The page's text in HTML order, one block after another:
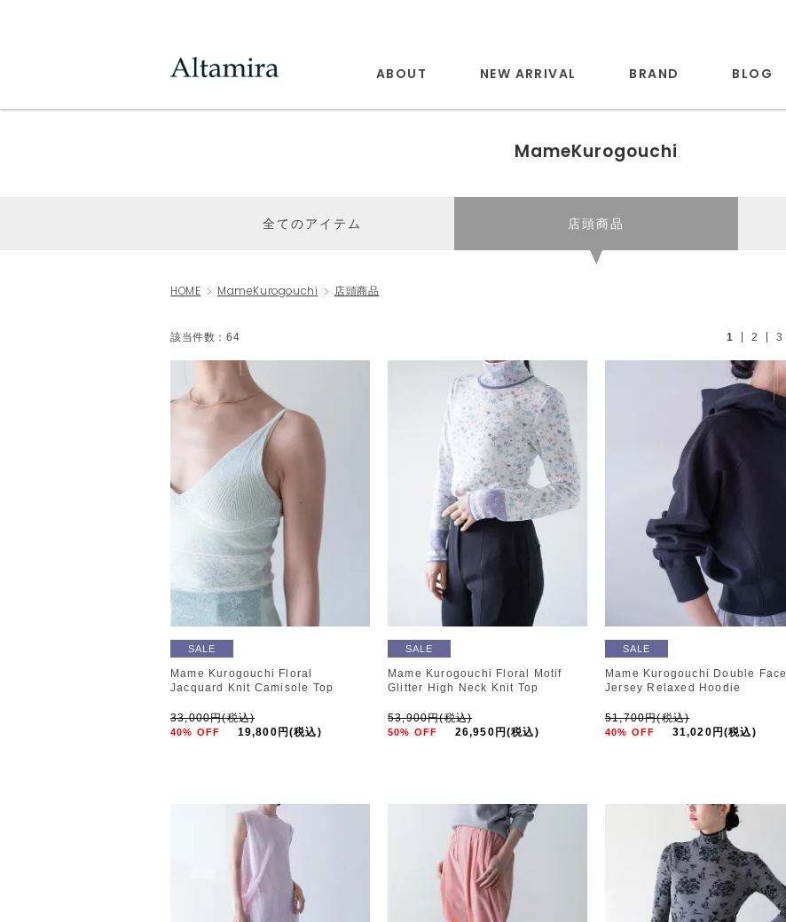
ABOUT NEW ARRIVAL BRAND BLOG
MameKurogouchi
全てのアイテム 店頭商品
HOME MameKurogouchi 店頭商品
該当件数：64 1 2 3
SALE
Mame Kurogouchi Floral
Jacquard Knit Camisole Top
33,000円(税込)
40% OFF 19,800円(税込)
SALE
Mame Kurogouchi Floral Motif
Glitter High Neck Knit Top
53,900円(税込)
50% OFF 26,950円(税込)
SALE
Mame Kurogouchi Double Face
Jersey Relaxed Hoodie
51,700円(税込)
40% OFF 31,020円(税込)